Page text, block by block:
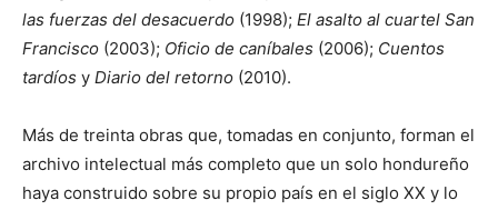
las fuerzas del desacuerdo (1998); El asalto al cuartel San
Francisco (2003); Oficio de caníbales (2006); Cuentos
tardíos y Diario del retorno (2010).
Más de treinta obras que, tomadas en conjunto, forman el
archivo intelectual más completo que un solo hondureño
haya construido sobre su propio país en el siglo XX y lo